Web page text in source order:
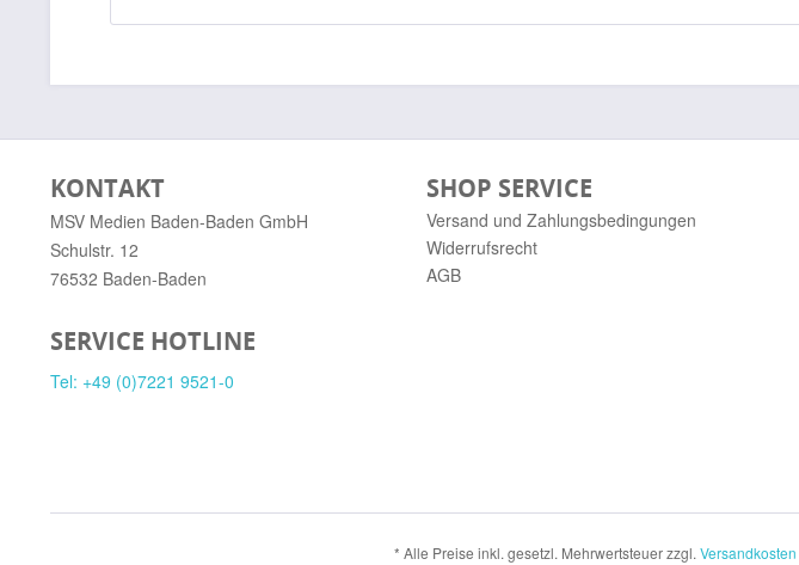
KONTAKT
MSV Medien Baden-Baden GmbH
Schulstr. 12
76532 Baden-Baden
SERVICE HOTLINE
Tel: +49 (0)7221 9521-0
SHOP SERVICE
Versand und Zahlungsbedingungen
Widerrufsrecht
AGB
* Alle Preise inkl. gesetzl. Mehrwertsteuer zzgl. Versandkosten